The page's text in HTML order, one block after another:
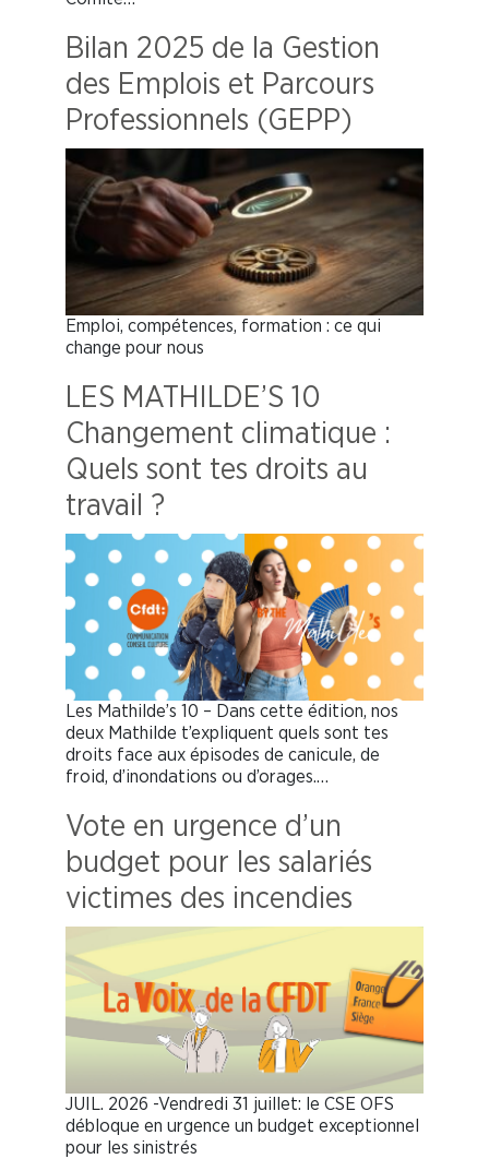
Bilan 2025 de la Gestion
des Emplois et Parcours
Professionnels (GEPP)
Emploi, compétences, formation : ce qui
change pour nous
LES MATHILDE’S 10
Changement climatique :
Quels sont tes droits au
travail ?
Les Mathilde’s 10 – Dans cette édition, nos
deux Mathilde t’expliquent quels sont tes
droits face aux épisodes de canicule, de
froid, d’inondations ou d’orages.…
Vote en urgence d’un
budget pour les salariés
victimes des incendies
JUIL. 2026 -Vendredi 31 juillet: le CSE OFS
débloque en urgence un budget exceptionnel
pour les sinistrés